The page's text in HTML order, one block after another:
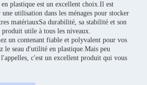
en plastique est un excellent choix.Il est
utilisation dans les ménages pour stocker
matériauxSa durabilité, sa stabilité et son
utile à tous les niveaux.
un contenant fiable et polyvalent pour vos
le seau d'utilité en plastique.Mais peu
c'est un excellent produit qui vous